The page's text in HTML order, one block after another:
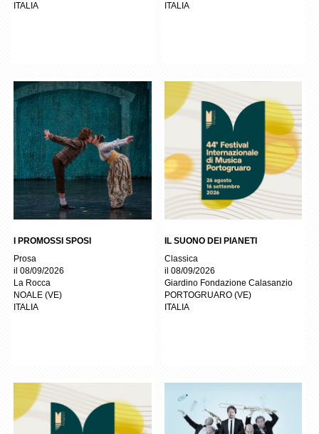
ITALIA
ITALIA
I PROMOSSI SPOSI
Prosa
il 08/09/2026
La Rocca
NOALE (VE)
ITALIA
IL SUONO DEI PIANETI
Classica
il 08/09/2026
Giardino Fondazione Calasanzio
PORTOGRUARO(VE)
ITALIA